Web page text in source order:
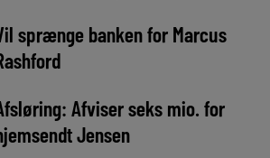
sprænge banken for Marcus
Afviser seks mio. for
Jensen